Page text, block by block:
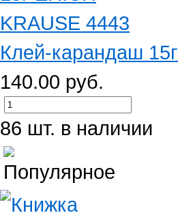
Клей-карандаш
140.00 руб.
86 шт. в наличии